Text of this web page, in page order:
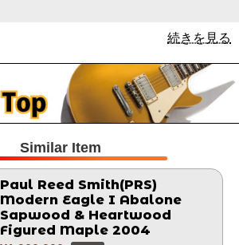
続きを見る
Similar Item
Paul Reed Smith(PRS)
Modern Eagle I Abalone
Sapwood & Heartwood
Figured Maple 2004